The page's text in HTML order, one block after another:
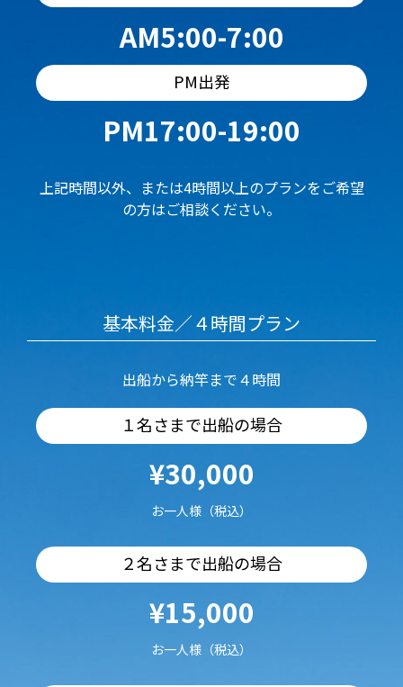
AM5:00-7:00
PM出発
PM17:00-19:00
上記時間以外、または4時間以上のプランをご希望
の方はご相談ください。
基本料金／４時間プラン
出船から納竿まで４時間
１名さまで出船の場合
¥30,000
お一人様（税込）
２名さまで出船の場合
¥15,000
お一人様（税込）